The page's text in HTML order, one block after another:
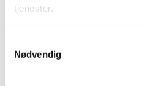
tjenester.
Nødvendig
indbringes til godkendt
domstole